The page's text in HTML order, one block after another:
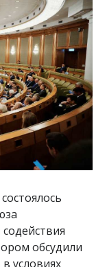
обсудили
условиях